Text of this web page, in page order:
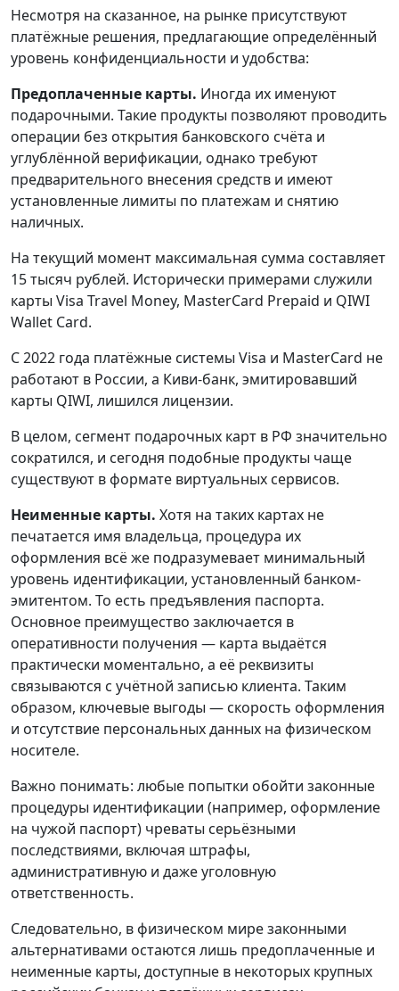
Несмотря на сказанное, на рынке присутствуют
платёжные решения, предлагающие определённый
уровень конфиденциальности и удобства:
Предоплаченные карты. Иногда их именуют
подарочными. Такие продукты позволяют проводить
операции без открытия банковского счёта и
углублённой верификации, однако требуют
предварительного внесения средств и имеют
установленные лимиты по платежам и снятию
наличных.
На текущий момент максимальная сумма составляет
15 тысяч рублей. Исторически примерами служили
карты Visa Travel Money, MasterCard Prepaid и QIWI
Wallet Card.
С 2022 года платёжные системы Visa и MasterCard не
работают в России, а Киви-банк, эмитировавший
карты QIWI, лишился лицензии.
В целом, сегмент подарочных карт в РФ значительно
сократился, и сегодня подобные продукты чаще
существуют в формате виртуальных сервисов.
Неименные карты. Хотя на таких картах не
печатается имя владельца, процедура их
оформления всё же подразумевает минимальный
уровень идентификации, установленный банком-
эмитентом. То есть предъявления паспорта.
Основное преимущество заключается в
оперативности получения — карта выдаётся
практически моментально, а её реквизиты
связываются с учётной записью клиента. Таким
образом, ключевые выгоды — скорость оформления
и отсутствие персональных данных на физическом
носителе.
Важно понимать: любые попытки обойти законные
процедуры идентификации (например, оформление
на чужой паспорт) чреваты серьёзными
последствиями, включая штрафы,
административную и даже уголовную
ответственность.
Следовательно, в физическом мире законными
альтернативами остаются лишь предоплаченные и
неименные карты, доступные в некоторых крупных